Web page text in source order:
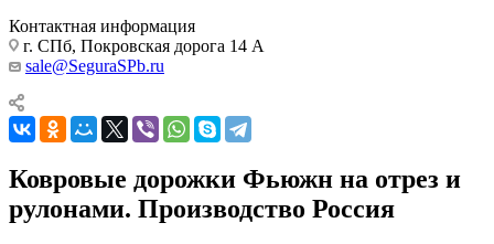
Контактная информация
г. СПб, Покровская дорога 14 А
sale@SeguraSPb.ru
Ковровые дорожки Фьюжн на отрез и
рулонами. Производство Россия